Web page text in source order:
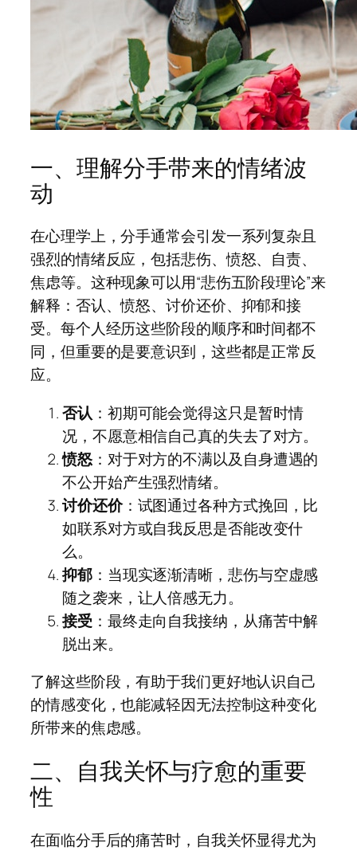
一、理解分手带来的情绪波
动
在心理学上，分手通常会引发一系列复杂且
强烈的情绪反应，包括悲伤、愤怒、自责、
焦虑等。这种现象可以用“悲伤五阶段理论”来
解释：否认、愤怒、讨价还价、抑郁和接
受。每个人经历这些阶段的顺序和时间都不
同，但重要的是要意识到，这些都是正常反
应。
否认 ：初期可能会觉得这只是暂时情
况，不愿意相信自己真的失去了对方。
愤怒：对于对方的不满以及自身遭遇的
不公开始产生强烈情绪。
讨价还价：试图通过各种方式挽回，比
如联系对方或自我反思是否能改变什
么。
抑郁：当现实逐渐清晰，悲伤与空虚感
随之袭来，让人倍感无力。
接受：最终走向自我接纳，从痛苦中解
脱出来。
了解这些阶段，有助于我们更好地认识自己
的情感变化，也能减轻因无法控制这种变化
所带来的焦虑感。
二、自我关怀与疗愈的重要
性
在面临分手后的痛苦时，自我关怀显得尤为